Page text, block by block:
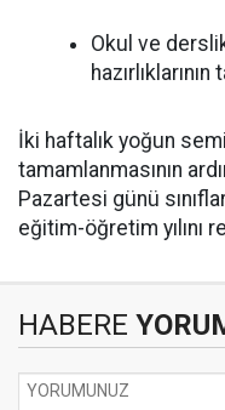
Okul ve
İki haftalık yoğun
tamamlanmasının
Pazartesi günü
eğitim-öğretim yılını
HABERE